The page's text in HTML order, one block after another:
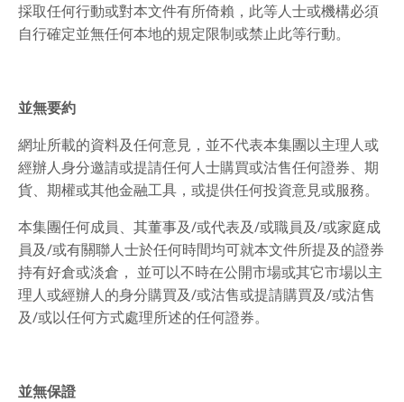
採取任何行動或對本文件有所倚賴，此等人士或機構必須
自行確定並無任何本地的規定限制或禁止此等行動。
並無要約
網址所載的資料及任何意見，並不代表本集團以主理人或
經辦人身分邀請或提請任何人士購買或沽售任何證券、期
貨、期權或其他金融工具，或提供任何投資意見或服務。
本集團任何成員、其董事及∕或代表及∕或職員及∕或家庭成
員及∕或有關聯人士於任何時間均可就本文件所提及的證券
持有好倉或淡倉， 並可以不時在公開市場或其它市場以主
理人或經辦人的身分購買及∕或沽售或提請購買及∕或沽售
及∕或以任何方式處理所述的任何證券。
並無保證